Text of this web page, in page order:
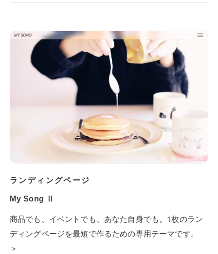
ランディングページ
My Song Ⅱ
商品でも、イベントでも、あなた自身でも。1枚のラン
ディングページを最短で作るための専用テーマです。
＞